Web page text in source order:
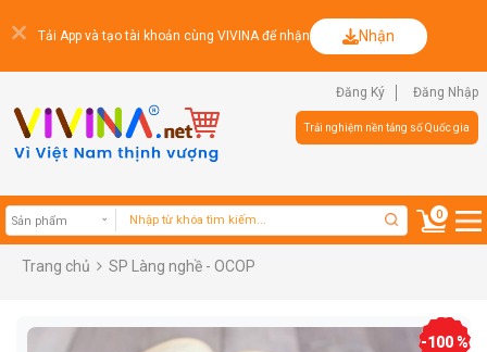
Tải App và tạo tài khoản cùng VIVINA để nhận Nhận
Đăng Ký Đăng Nhập
Trải nghiệm nền tảng số Quốc gia
Sản phẩm
0
Trang chủ SP Làng nghề - OCOP
-100 %